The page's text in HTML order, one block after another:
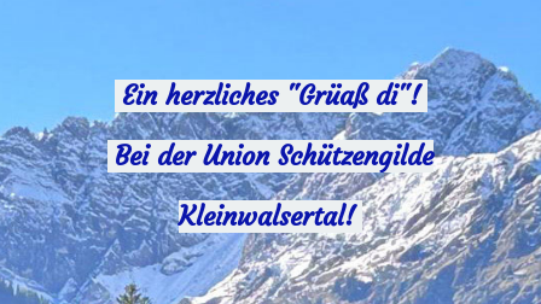
Ein herzliches "Grüaß di"!
Bei der Union Schützengilde
Kleinwalsertal!